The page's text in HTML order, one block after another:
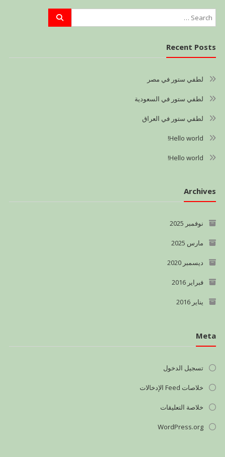
Recent Posts
لطفي ستور في مصر
لطفي ستور في السعودية
لطفي ستور في العراق
Hello world!
Hello world!
Archives
نوفمبر 2025
مارس 2025
ديسمبر 2020
فبراير 2016
يناير 2016
Meta
تسجيل الدخول
خلاصات Feed الإدخالات
خلاصة التعليقات
WordPress.org